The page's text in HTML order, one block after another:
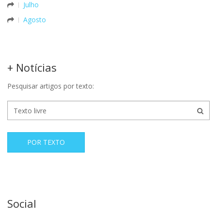
Julho
Agosto
+ Notícias
Pesquisar artigos por texto:
POR TEXTO
Social